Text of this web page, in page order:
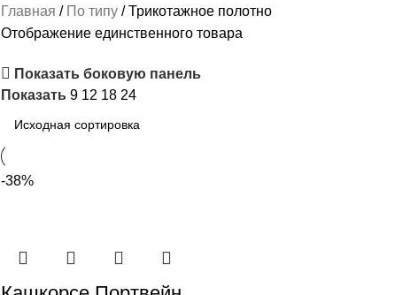
Главная По типу
Трикотажное полотно
Отображение единственного товара
Показать боковую панель
Показать 9 12 18 24
-38%